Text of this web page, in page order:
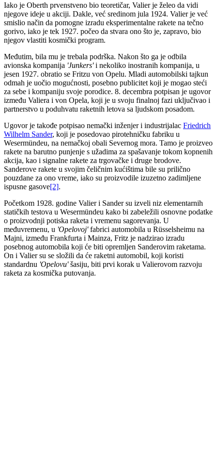
Iako je Oberth prvenstveno bio teoretičar, Valier je želeo da vidi
njegove ideje u akciji. Dakle, već sredinom jula 1924. Valier je već
smislio način da pomogne izradu eksperimentalne rakete na tečno
gorivo, iako je tek 1927. počeo da stvara ono što je, zapravo, bio
njegov vlastiti kosmički program.
Međutim, bila mu je trebala podrška. Nakon što ga je odbila
avionska kompanija 'Junkers'i nekoliko inostranih kompanija, u
jesen 1927. obratio se Fritzu von Opelu. Mladi automobilski tajkun
odmah je uočio mogućnosti, posebno publicitet koji je mogao steći
za sebe i kompaniju svoje porodice. 8. decembra potpisan je ugovor
između Valiera i von Opela, koji je u svoju finalnoj fazi uključivao i
partnerstvo u poduhvatu raketnih letova sa ljudskom posadom.
Ugovor je takođe potpisao nemački inženjer i industrijalac Friedrich
Wilhelm Sander, koji je posedovao pirotehničku fabriku u
Wesermündeu, na nemačkoj obali Severnog mora. Tamo je proizveo
rakete na barutno punjenje s užadima za spašavanje tokom kopnenih
akcija, kao i signalne rakete za trgovačke i druge brodove.
Sanderove rakete u svojim čeličnim kućištima bile su prilično
pouzdane za ono vreme, iako su proizvodile izuzetno zadimljene
ispusne gasove[2].
Početkom 1928. godine Valier i Sander su izveli niz elementarnih
statičkih testova u Wesermündeu kako bi zabeležili osnovne podatke
o proizvodnji potiska raketa i vremenu sagorevanja. U
međuvremenu, u 'Opelovoj'fabrici automobila u Rüsselsheimu na
Majni, između Frankfurta i Mainza, Fritz je nadzirao izradu
posebnog automobila koji će biti opremljen Sanderovim raketama.
On i Valier su se složili da će raketni automobil, koji koristi
standardnu 'Opelovu'šasiju, biti prvi korak u Valierovom razvoju
raketa za kosmička putovanja.